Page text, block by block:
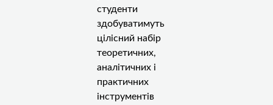
студенти
здобуватимуть
цілісний набір
теоретичних,
аналітичних і
практичних
інструментів